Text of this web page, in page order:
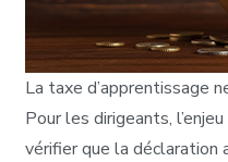
La taxe d’apprentissage
Pour les dirigeants,
vérifier que la déclaration